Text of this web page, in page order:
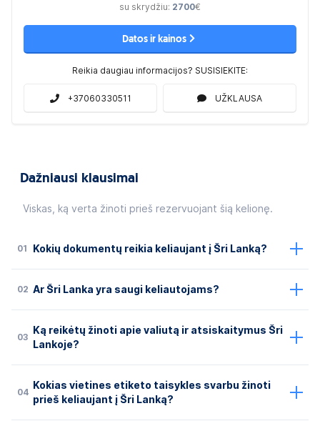
su skrydžiu: 2700€
Datos ir kainos
Reikia daugiau informacijos? SUSISIEKITE:
+37060330511 UŽKLAUSA
Dažniausi klausimai
Viskas, ką verta žinoti prieš rezervuojant šią kelionę.
01 Kokių dokumentų reikia keliaujant į Šri Lanką?
02 Ar Šri Lanka yra saugi keliautojams?
03
Ką reikėtų žinoti apie valiutą ir atsiskaitymus Šri
Lankoje?
04
Kokias vietines etiketo taisykles svarbu žinoti
prieš keliaujant į Šri Lanką?